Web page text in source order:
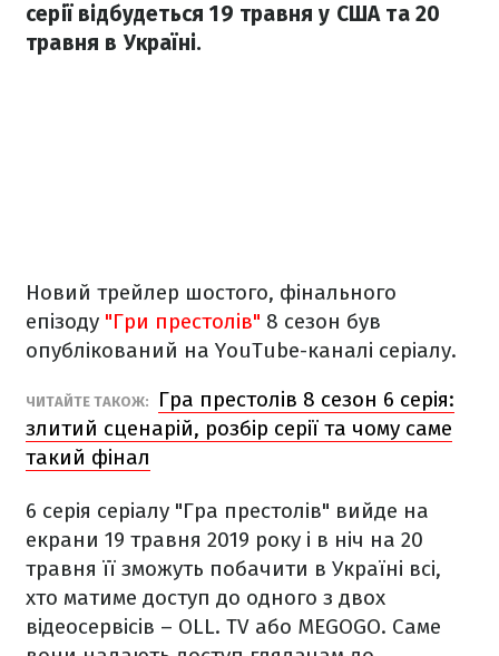
серії відбудеться 19 травня у США та 20
травня в Україні.
Новий трейлер шостого, фінального
епізоду "Гри престолів" 8 сезон був
опублікований на YouTube-каналі серіалу.
ЧИТАЙТЕ ТАКОЖ:
Гра престолів 8 сезон 6 серія:
злитий сценарій, розбір серії та чому саме
такий фінал
6 серія серіалу "Гра престолів" вийде на
екрани 19 травня 2019 року і в ніч на 20
травня її зможуть побачити в Україні всі,
хто матиме доступ до одного з двох
відеосервісів – OLL. TV або MEGOGO. Саме